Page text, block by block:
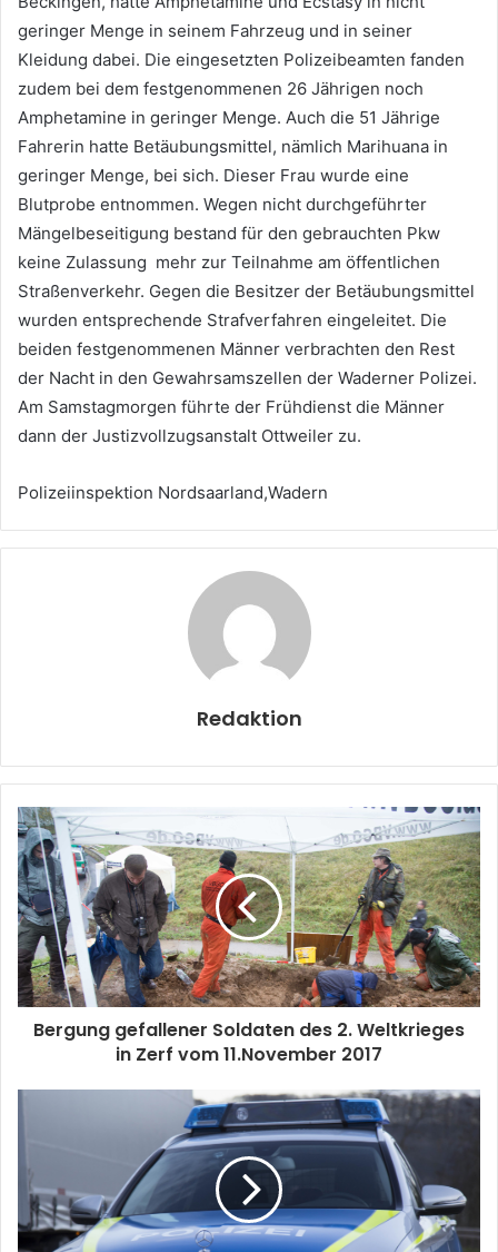
geringer Menge in seinem Fahrzeug und in seiner
Kleidung dabei. Die eingesetzten Polizeibeamten fanden
zudem bei dem festgenommenen 26 Jährigen noch
Amphetamine in geringer Menge. Auch die 51 Jährige
Fahrerin hatte Betäubungsmittel, nämlich Marihuana in
geringer Menge, bei sich. Dieser Frau wurde eine
Blutprobe entnommen. Wegen nicht durchgeführter
Mängelbeseitigung bestand für den gebrauchten Pkw
keine Zulassung mehr zur Teilnahme am öffentlichen
Straßenverkehr. Gegen die Besitzer der Betäubungsmittel
wurden entsprechende Strafverfahren eingeleitet. Die
beiden festgenommenen Männer verbrachten den Rest
der Nacht in den Gewahrsamszellen der Waderner Polizei.
Am Samstagmorgen führte der Frühdienst die Männer
dann der Justizvollzugsanstalt Ottweiler zu.
Polizeiinspektion Nordsaarland,Wadern
Redaktion
Bergung gefallener Soldaten des 2. Weltkrieges
in Zerf vom 11.November 2017